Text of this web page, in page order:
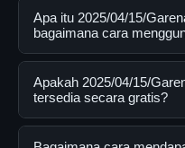
Apa itu 2025/04/15/
bagaimana cara
2025/04/15/Garena Free
digital yang dirancang
mendapatkan informasi
dapat menggunakannya
Apakah 2025/04/15/
tersedia secara gratis?
Ya, 2025/04/15/Garena